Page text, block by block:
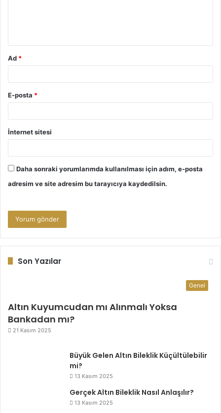
Ad *
E-posta *
İnternet sitesi
Daha sonraki yorumlarımda kullanılması için adım, e-posta
adresim ve site adresim bu tarayıcıya kaydedilsin.
Son Yazılar
Genel
Altın Kuyumcudan mı Alınmalı Yoksa
Bankadan mı?
21 Kasım 2025
Büyük Gelen Altın Bileklik Küçültülebilir
mi?
13 Kasım 2025
Gerçek Altın Bileklik Nasıl Anlaşılır?
13 Kasım 2025